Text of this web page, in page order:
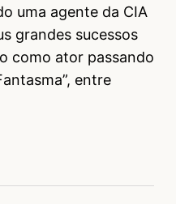
uma agente da CIA
grandes sucessos
como ator passando
entre